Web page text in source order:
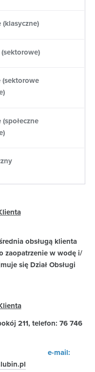
obsługą klienta
zaopatrzenie w wodę i/
się Dział Obsługi
211, telefon: 76 746
e-mail: